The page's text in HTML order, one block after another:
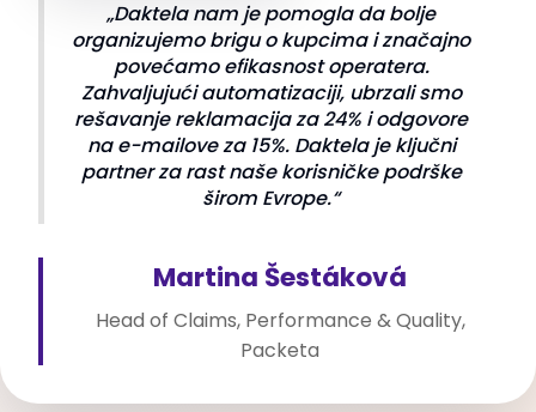
„Daktela nam je pomogla da bolje
organizujemo brigu o kupcima i značajno
povećamo efikasnost operatera.
Zahvaljujući automatizaciji, ubrzali smo
rešavanje reklamacija za 24% i odgovore
na e-mailove za 15%. Daktela je ključni
partner za rast naše korisničke podrške
širom Evrope.“
Martina Šestáková
Head of Claims, Performance & Quality,
Packeta